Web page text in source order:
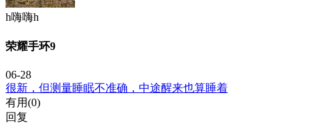
h嗨嗨h
荣耀手环9
06-28
很新，但测量睡眠不准确，中途醒来也算睡着
有用(0)
回复